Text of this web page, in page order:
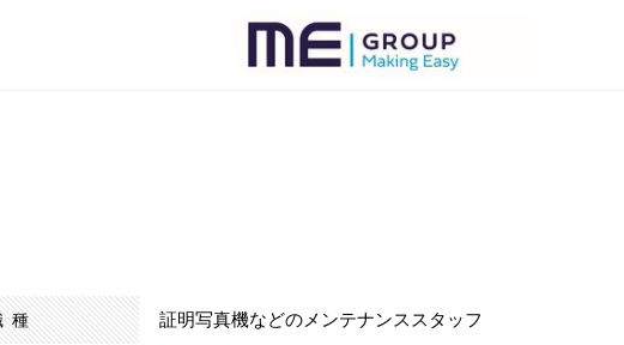
種 証明写真機などのメンテナンススタッフ